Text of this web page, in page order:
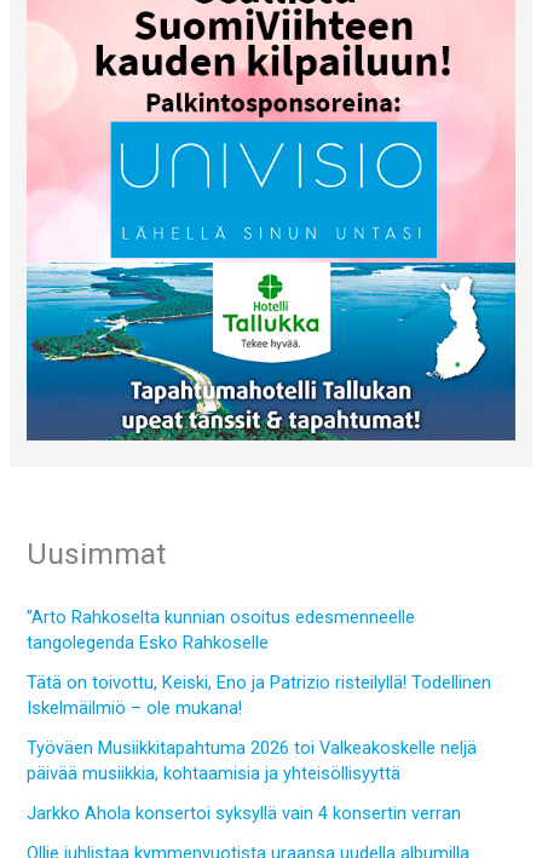
Uusimmat
”Arto Rahkoselta kunnian osoitus edesmenneelle
tangolegenda Esko Rahkoselle
Tätä on toivottu, Keiski, Eno ja Patrizio risteilyllä! Todellinen
Iskelmäilmiö – ole mukana!
Työväen Musiikkitapahtuma 2026 toi Valkeakoskelle neljä
päivää musiikkia, kohtaamisia ja yhteisöllisyyttä
Jarkko Ahola konsertoi syksyllä vain 4 konsertin verran
Ollie juhlistaa kymmenvuotista uraansa uudella albumilla